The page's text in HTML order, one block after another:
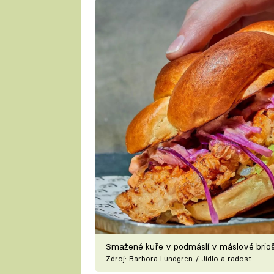
Smažené kuře v podmáslí v máslové
Zdroj: Barbora Lundgren / Jídlo a radost